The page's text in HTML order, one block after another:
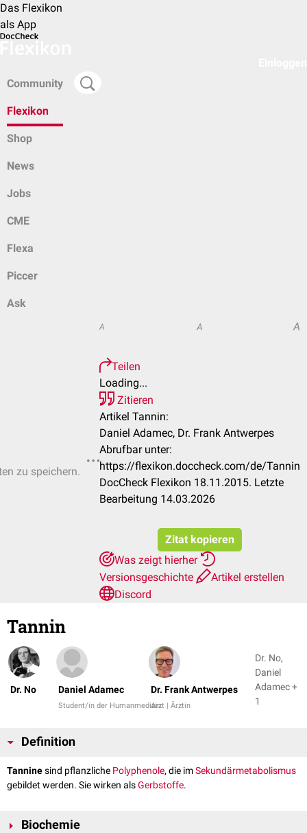
Das Flexikon
als App
Community
Flexikon
Shop
News
Jobs
CME
Flexa
Piccer
Ask
zu speichern.
A A A
Teilen
Loading...
Zitieren
Artikel Tannin:
Daniel Adamec, Dr. Frank Antwerpes
Abrufbar unter:
https://flexikon.doccheck.com/de/Tannin
DocCheck Flexikon 18.11.2015. Letzte
Bearbeitung 14.03.2026
Zitat kopieren
Was zeigt hierher
Versionsgeschichte
Artikel erstellen
Discord
Tannin
Dr. No Daniel Adamec
Student/in der Humanmedizin
Dr. Frank Antwerpes
Arzt | Ärztin
Dr. No,
Daniel
Adamec +
1
Definition
Tanninesind pflanzliche Polyphenole, die imSekundärmetabolismus
gebildet werden. Sie wirken alsGerbstoffe.
Biochemie